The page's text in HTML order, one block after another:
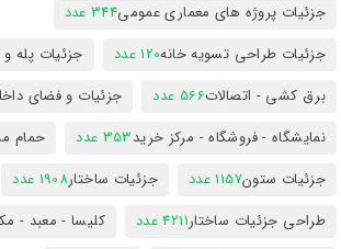
جزئیات پروژه های معماری عمومی344 عدد
جزئیات طراحی تسویه خانه120 عدد جزئیات پله و
برق کشی - اتصالات566 عدد جزئیات و فضای
نمایشگاه - فروشگاه - مرکز خرید353 عدد حمام
جزئیات ستون1157 عدد جزئیات ساختار1908 عدد
طراحی جزئیات ساختار4211 عدد کلیسا - معبد -